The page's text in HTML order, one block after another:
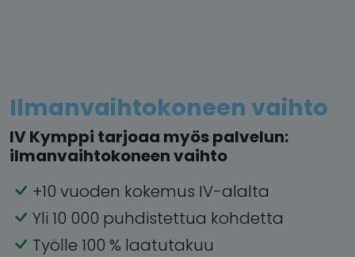
Ilmanvaihtokoneen vaihto
IV Kymppi tarjoaa myös palvelun:
ilmanvaihtokoneen vaihto
+10 vuoden kokemus IV-alalta
Yli 10 000 puhdistettua kohdetta
Työlle 100 % laatutakuu